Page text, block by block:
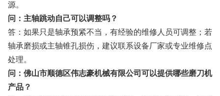
源。
问：主轴跳动自己可以调整吗？
答：如果只是轴承预紧不当，有经验的维修人员可调整；若
轴承磨损或主轴锥孔损伤，建议联系设备厂家或专业维修点
处理。
问：佛山市顺德区伟志豪机械有限公司可以提供哪些磨刀机
产品？